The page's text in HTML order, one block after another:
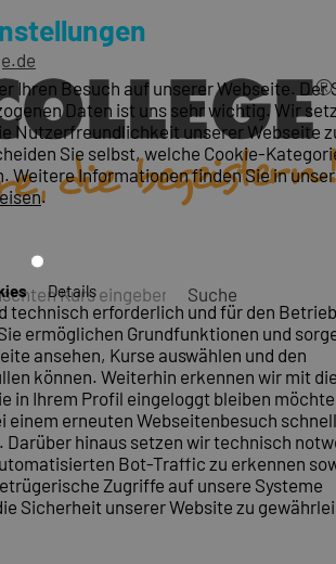
Suche
Ihren Besuch auf unserer Webseite. Der
Daten ist uns sehr wichtig. Wir
Nutzerfreundlichkeit unserer Webseite
Sie selbst, welche Cookie-
Weitere Informationen finden Sie in
.
Details
technisch erforderlich und für den
ermöglichen Grundfunktionen und
ansehen, Kurse auswählen und den
können. Weiterhin erkennen wir mit
in Ihrem Profil eingeloggt bleiben
einem erneuten Webseitenbesuch
Darüber hinaus setzen wir technisch
Bot-Traffic zu erkennen
Zugriffe auf unsere Systeme
Sicherheit unserer Website zu